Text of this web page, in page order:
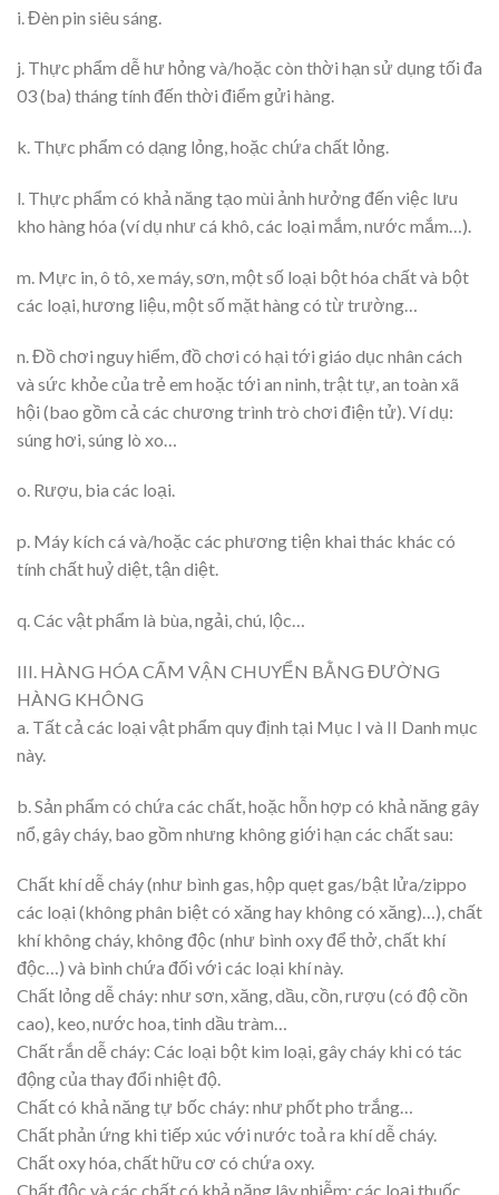
i. Đèn pin siêu sáng.
j. Thực phẩm dễ hư hỏng và/hoặc còn thời hạn sử dụng tối đa
03 (ba) tháng tính đến thời điểm gửi hàng.
k. Thực phẩm có dạng lỏng, hoặc chứa chất lỏng.
l. Thực phẩm có khả năng tạo mùi ảnh hưởng đến việc lưu
kho hàng hóa (ví dụ như cá khô, các loại mắm, nước mắm…).
m. Mực in, ô tô, xe máy, sơn, một số loại bột hóa chất và bột
các loại, hương liệu, một số mặt hàng có từ trường…
n. Đồ chơi nguy hiểm, đồ chơi có hại tới giáo dục nhân cách
và sức khỏe của trẻ em hoặc tới an ninh, trật tự, an toàn xã
hội (bao gồm cả các chương trình trò chơi điện tử). Ví dụ:
súng hơi, súng lò xo…
o. Rượu, bia các loại.
p. Máy kích cá và/hoặc các phương tiện khai thác khác có
tính chất huỷ diệt, tận diệt.
q. Các vật phẩm là bùa, ngải, chú, lộc…
III. HÀNG HÓA CẤM VẬN CHUYỂN BẰNG ĐƯỜNG
HÀNG KHÔNG
a. Tất cả các loại vật phẩm quy định tại Mục I và II Danh mục
này.
b. Sản phẩm có chứa các chất, hoặc hỗn hợp có khả năng gây
nổ, gây cháy, bao gồm nhưng không giới hạn các chất sau:
Chất khí dễ cháy (như bình gas, hộp quẹt gas/bật lửa/zippo
các loại (không phân biệt có xăng hay không có xăng)…), chất
khí không cháy, không độc (như bình oxy để thở, chất khí
độc…) và bình chứa đối với các loại khí này.
Chất lỏng dễ cháy: như sơn, xăng, dầu, cồn, rượu (có độ cồn
cao), keo, nước hoa, tinh dầu tràm…
Chất rắn dễ cháy: Các loại bột kim loại, gây cháy khi có tác
động của thay đổi nhiệt độ.
Chất có khả năng tự bốc cháy: như phốt pho trắng…
Chất phản ứng khi tiếp xúc với nước toả ra khí dễ cháy.
Chất oxy hóa, chất hữu cơ có chứa oxy.
Chất độc và các chất có khả năng lây nhiễm: các loại thuốc